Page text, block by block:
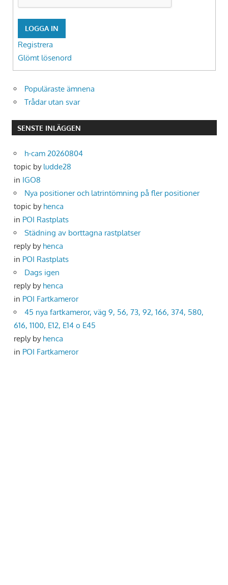
LOGGA IN
Registrera
Glömt lösenord
Populäraste ämnena
Trådar utan svar
SENSTE INLÄGGEN
h-cam 20260804
topic by ludde28
in IGO8
Nya positioner och latrintömning på fler positioner
topic by henca
in POI Rastplats
Städning av borttagna rastplatser
reply by henca
in POI Rastplats
Dags igen
reply by henca
in POI Fartkameror
45 nya fartkameror, väg 9, 56, 73, 92, 166, 374, 580,
616, 1100, E12, E14 o E45
reply by henca
in POI Fartkameror